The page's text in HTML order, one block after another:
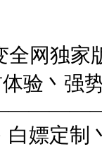
网独家
验丶强
白嫖定制